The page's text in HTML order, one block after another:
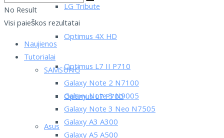
LG Tribute
Optimus 4X HD
Optimus L7 II P710
Optimus L7 P700
Asus
No Result
Visi paieškos rezultatai
Naujienos
Tutorialai
SAMSUNG
Galaxy Note 2 N7100
Galaxy Note 3 N9005
Galaxy Note 3 Neo N7505
Galaxy A3 A300